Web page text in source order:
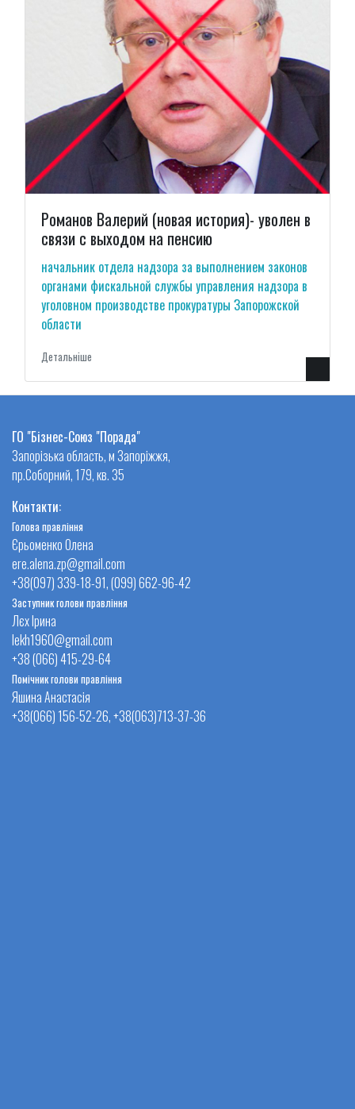
Романов Валерий (новая история)- уволен в
связи с выходом на пенсию
начальник отдела надзора за выполнением законов
органами фискальной службы управления надзора в
уголовном производстве прокуратуры Запорожской
области
Детальнiше
ГО "Бізнес-Союз "Порада"
Запорізька область, м Запоріжжя,
пр.Соборний, 179, кв. 35
Контакти:
Голова правління
Єрьоменко Олена
ere.alena.zp@gmail.com
+38(097) 339-18-91, (099) 662-96-42
Заступник голови правління
Лєх Ірина
lekh1960@gmail.com
+38 (066) 415-29-64
Помічник голови правління
Яшина Анастасія
+38(066) 156-52-26, +38(063)713-37-36